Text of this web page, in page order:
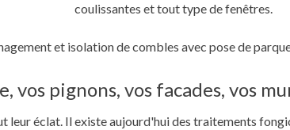
coulissantes et tout type de fenêtres.
et isolation de combles avec pose de
vos pignons, vos facades, vos
leur éclat. Il existe aujourd'hui des traitements